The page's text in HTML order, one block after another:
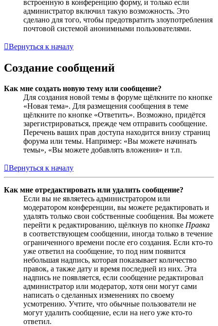
встроенную в конференцию форму, и только если
администратор включил такую возможность. Это
сделано для того, чтобы предотвратить злоупотребления
почтовой системой анонимными пользователями.
Вернуться к началу
Создание сообщений
Как мне создать новую тему или сообщение?
Для создания новой темы в форуме щёлкните по кнопке
«Новая тема». Для размещения сообщения в теме
щёлкните по кнопке «Ответить». Возможно, придётся
зарегистрироваться, прежде чем отправить сообщение.
Перечень ваших прав доступа находится внизу страниц
форума или темы. Например: «Вы можете начинать
темы», «Вы можете добавлять вложения» и т.п.
Вернуться к началу
Как мне отредактировать или удалить сообщение?
Если вы не являетесь администратором или
модератором конференции, вы можете редактировать и
удалять только свои собственные сообщения. Вы можете
перейти к редактированию, щёлкнув по кнопке Правка
в соответствующем сообщении, иногда только в течение
ограниченного времени после его создания. Если кто-то
уже ответил на сообщение, то под ним появится
небольшая надпись, которая показывает количество
правок, а также дату и время последней из них. Эта
надпись не появляется, если сообщение редактировал
администратор или модератор, хотя они могут сами
написать о сделанных изменениях по своему
усмотрению. Учтите, что обычные пользователи не
могут удалить сообщение, если на него уже кто-то
ответил.